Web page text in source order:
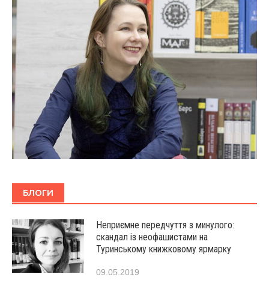
БЛОГИ
Неприємне передчуття з минулого:
скандал із неофашистами на
Туринському книжковому ярмарку
09.05.2019